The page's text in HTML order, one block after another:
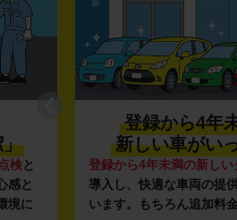
♪
を多数
して
す。
利便性抜
全国約1,500店
全国47都道府県に1,500店
駅チカ・空港周辺の店舗
店舗で、いつでもどこで